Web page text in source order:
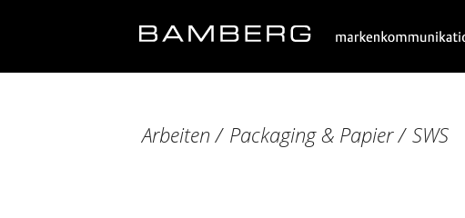
Arbeiten / Packaging & Papier/ SWS